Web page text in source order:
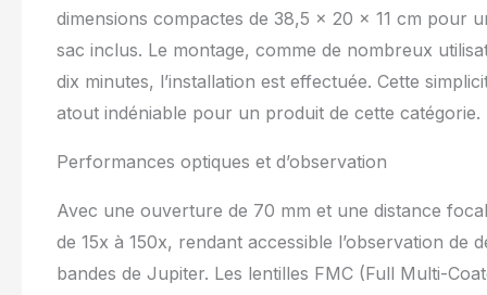
permet des
permet des
observateurs
aux cibles, du
détaillée de la
Observation
garantit une
ou près de
linéaire de
champ,
dimensions compactes de 38,5 x 20 x 11 cm pour
sac inclus. Le montage, comme de nombreux
dix minutes, l’installation est effectuée. Cette
atout indéniable pour un produit de cette catégorie.
Performances optiques et d’observation
Avec une ouverture de 70 mm et une distance
de 15x à 150x, rendant accessible l’observation
bandes de Jupiter. Les lentilles FMC (Full Multi-